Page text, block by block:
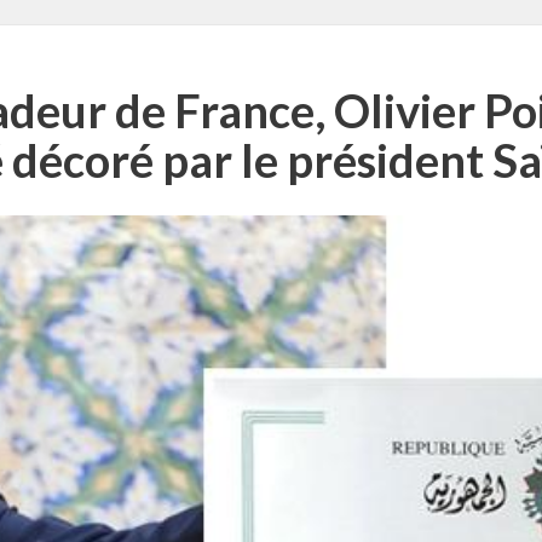
de France, Olivier
décoré par le président